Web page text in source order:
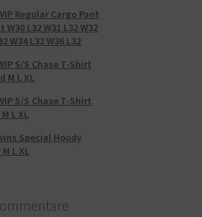
Regular Cargo Pant
W30 L32 W31 L32 W32
W34 L32 W36 L32
S/S Chase T-Shirt
M L XL
S/S Chase T-Shirt
L XL
Special Hoody
L XL